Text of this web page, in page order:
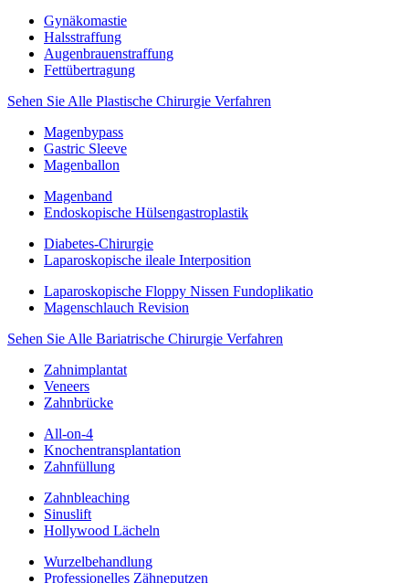
Gynäkomastie
Halsstraffung
Augenbrauenstraffung
Fettübertragung
Sehen Sie Alle Plastische Chirurgie Verfahren
Magenbypass
Gastric Sleeve
Magenballon
Magenband
Endoskopische Hülsengastroplastik
Diabetes-Chirurgie
Laparoskopische ileale Interposition
Laparoskopische Floppy Nissen Fundoplikatio
Magenschlauch Revision
Sehen Sie Alle Bariatrische Chirurgie Verfahren
Zahnimplantat
Veneers
Zahnbrücke
All-on-4
Knochentransplantation
Zahnfüllung
Zahnbleaching
Sinuslift
Hollywood Lächeln
Wurzelbehandlung
Professionelles Zähneputzen